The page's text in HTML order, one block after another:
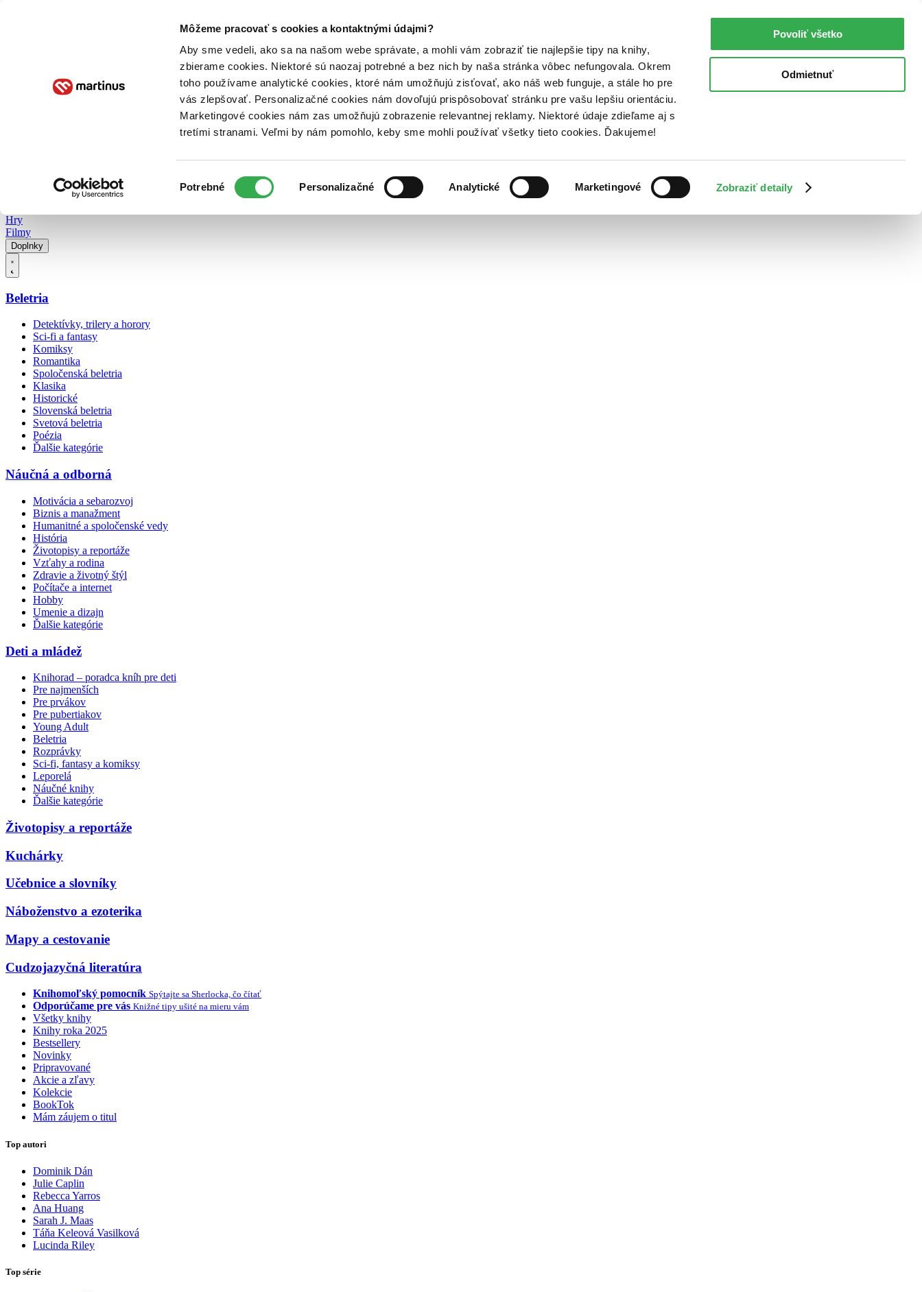
Môžeme pracovať s cookies a kontaktnými údajmi?
Aby sme vedeli, ako sa na našom webe správate, a mohli vám zobraziť tie najlepšie tipy na knihy,
zbierame cookies. Niektoré sú naozaj potrebné a bez nich by naša stránka vôbec nefungovala. Okrem
toho používame analytické cookies, ktoré nám umožňujú zisťovať, ako náš web funguje, a stále ho pre
vás zlepšovať. Personalizačné cookies nám dovoľujú prispôsobovať stránku pre vašu lepšiu orientáciu.
Marketingové cookies nám zas umožňujú zobrazenie relevantnej reklamy. Niektoré údaje zdieľame aj s
tretími stranami. Veľmi by nám pomohlo, keby sme mohli používať všetky tieto cookies. Ďakujeme!
súhlasu
Potrebné Personalizačné Analytické Marketingové Zobraziť detaily
Povoliť všetko
Odmietnuť
Poukážky Kontakt
Hry
Filmy
Doplnky
Beletria
Detektívky, trilery a horory
Sci-fi a fantasy
Komiksy
Romantika
Spoločenská beletria
Klasika
Historické
Slovenská beletria
Svetová beletria
Poézia
Ďalšie kategórie
Náučná a odborná
Motivácia a sebarozvoj
Biznis a manažment
Humanitné a spoločenské vedy
História
Životopisy a reportáže
Vzťahy a rodina
Zdravie a životný štýl
Počítače a internet
Hobby
Umenie a dizajn
Ďalšie kategórie
Deti a mládež
Knihorad – poradca kníh pre deti
Pre najmenších
Pre prvákov
Pre pubertiakov
Young Adult
Beletria
Rozprávky
Sci-fi, fantasy a komiksy
Leporelá
Náučné knihy
Ďalšie kategórie
Životopisy a reportáže
Kuchárky
Učebnice a slovníky
Náboženstvo a ezoterika
Mapy a cestovanie
Cudzojazyčná literatúra
Knihomoľský pomocník Spýtajte sa Sherlocka, čo čítať
Odporúčame pre vás Knižné tipy ušité na mieru vám
Všetky knihy
Knihy roka 2025
Bestsellery
Novinky
Pripravované
Akcie a zľavy
Kolekcie
BookTok
Mám záujem o titul
Top autori
Dominik Dán
Julie Caplin
Rebecca Yarros
Ana Huang
Sarah J. Maas
Táňa Keleová Vasilková
Lucinda Riley
Top série